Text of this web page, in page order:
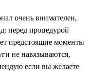
очень внимателен,
перед процедурой
предстоящие моменты
не навязываются,
если вы желаете